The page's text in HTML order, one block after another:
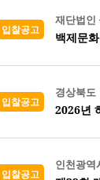
입찰공고
재단법인
백제문
입찰공고
경상북도
2026년
입찰공고
인천광역